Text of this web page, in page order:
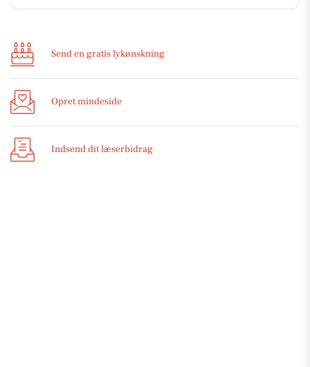
Send en gratis lykønskning
Opret mindeside
Indsend dit læserbidrag